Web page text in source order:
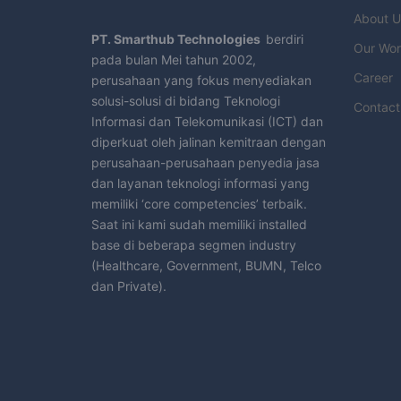
PT. SmarthubTechnologies berdiri
pada bulan Mei tahun 2002,
perusahaan yang fokus menyediakan
solusi-solusi di bidang Teknologi
Informasi dan Telekomunikasi (ICT) dan
diperkuat oleh jalinan kemitraan dengan
perusahaan-perusahaan penyedia jasa
dan layanan teknologi informasi yang
memiliki ‘core competencies’ terbaik.
Saat ini kami sudah memiliki installed
base di beberapa segmen industry
(Healthcare, Government, BUMN, Telco
dan Private).
About
Our
Career